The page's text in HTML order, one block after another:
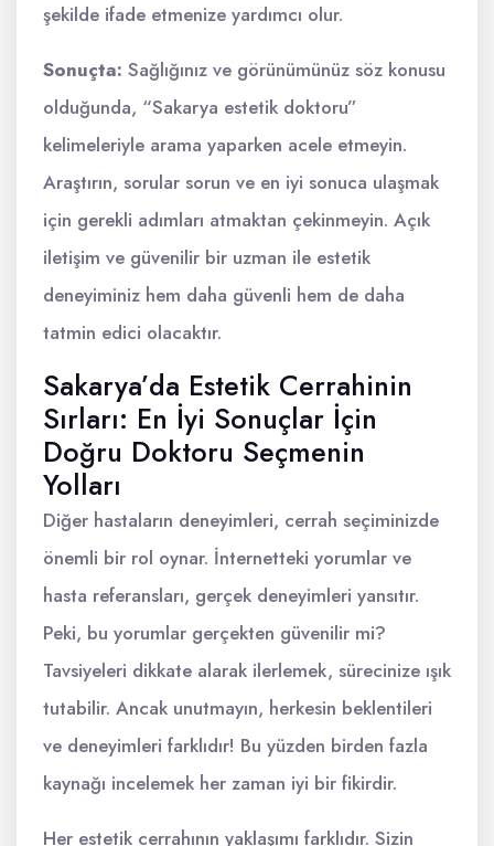
şekilde ifade etmenize yardımcı olur.
Sonuçta: Sağlığınız ve görünümünüz söz konusu
olduğunda, “Sakarya estetik doktoru”
kelimeleriyle arama yaparken acele etmeyin.
Araştırın, sorular sorun ve en iyi sonuca ulaşmak
için gerekli adımları atmaktan çekinmeyin. Açık
iletişim ve güvenilir bir uzman ile estetik
deneyiminiz hem daha güvenli hem de daha
tatmin edici olacaktır.
Sakarya’da Estetik Cerrahinin
Sırları: En İyi Sonuçlar İçin
Doğru Doktoru Seçmenin
Yolları
Diğer hastaların deneyimleri, cerrah seçiminizde
önemli bir rol oynar. İnternetteki yorumlar ve
hasta referansları, gerçek deneyimleri yansıtır.
Peki, bu yorumlar gerçekten güvenilir mi?
Tavsiyeleri dikkate alarak ilerlemek, sürecinize ışık
tutabilir. Ancak unutmayın, herkesin beklentileri
ve deneyimleri farklıdır! Bu yüzden birden fazla
kaynağı incelemek her zaman iyi bir fikirdir.
Her estetik cerrahının yaklaşımı farklıdır. Sizin